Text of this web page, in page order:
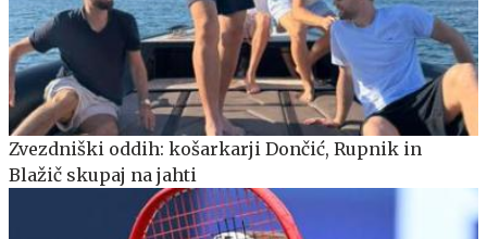
Zvezdniški oddih: košarkarji Dončić, Rupnik in
Blažič skupaj na jahti